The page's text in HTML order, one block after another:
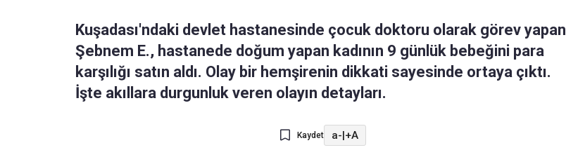
Kuşadası'ndaki devlet hastanesinde çocuk doktoru olarak görev yapan
Şebnem E., hastanede doğum yapan kadının 9 günlük bebeğini para
karşılığı satın aldı. Olay bir hemşirenin dikkati sayesinde ortaya çıktı.
İşte akıllara durgunluk veren olayın detayları.
Kaydet a-|+A